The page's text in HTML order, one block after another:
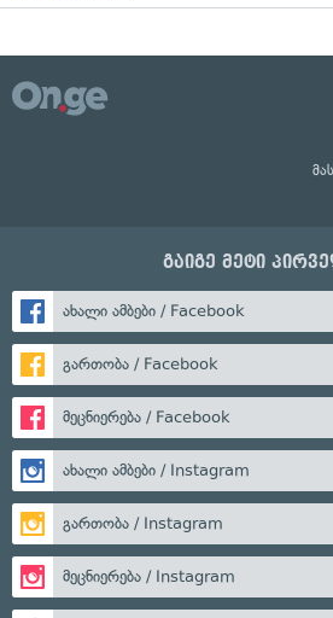
გაიგე მეტი
ახალი ამბები / Facebook
გართობა / Facebook
მეცნიერება / Facebook
ახალი ამბები / Instagram
გართობა / Instagram
მეცნიერება / Instagram